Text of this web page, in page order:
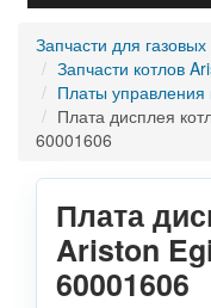
Запчасти для газовых
Запчасти котлов
Платы управления
Плата дисплея
60001606
Плата
Ariston
60001606